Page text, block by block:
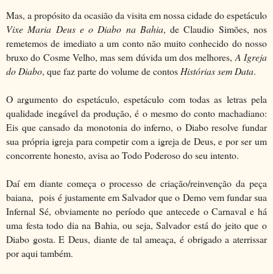
Mas, a propósito da ocasião da visita em nossa cidade do espetáculo
Vixe Maria Deus e o Diabo na Bahia, de Claudio Simões, nos
remetemos de imediato a um conto não muito conhecido do nosso
bruxo do Cosme Velho, mas sem dúvida um dos melhores,A Igreja
do Diabo, que faz parte do volume de contosHistórias sem Data.
O argumento do espetáculo, espetáculo com todas as letras pela
qualidade inegável da produção, é o mesmo do conto machadiano:
Eis que cansado da monotonia do inferno, o Diabo resolve fundar
sua própria igreja para competir com a igreja de Deus, e por ser um
concorrente honesto, avisa ao Todo Poderoso do seu intento.
Daí em diante começa o processo de criação/reinvenção da peça
baiana, pois é justamente em Salvador que o Demo vem fundar sua
Infernal Sé, obviamente no período que antecede o Carnaval e há
uma festa todo dia na Bahia, ou seja, Salvador está do jeito que o
Diabo gosta. E Deus, diante de tal ameaça, é obrigado a aterrissar
por aqui também.